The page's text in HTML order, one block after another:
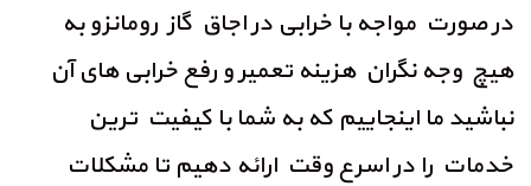
در صورت مواجه با خرابی در اجاق گاز رومانزو به
هیچ وجه نگران هزینه تعمیر و رفع خرابی های آن
نباشید ما اینجاییم که به شما با کیفیت ترین
خدمات را در اسرع وقت ارائه دهیم تا مشکلات